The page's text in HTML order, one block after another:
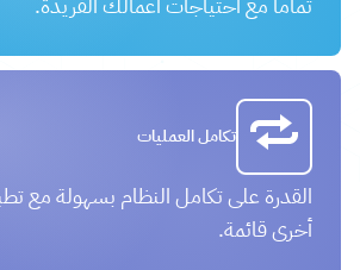
تكامل العمليات
القدرة على تكامل النظام بسهولة مع
أخرى قائمة.